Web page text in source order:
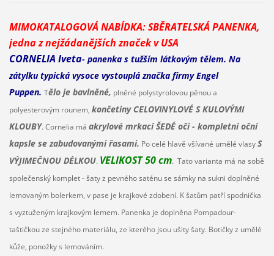
MIMOKATALOGOVÁ NABÍDKA: SBĚRATELSKÁ PANENKA,
jedna z nejžádanějších značek v USA
CORNELIA Iveta- panenka s tužším látkovým tělem. Na
zátylku typická vysoce vystouplá značka firmy Engel
Puppen. Tělo je bavlněné, plněné polystyrolovou pěnou a
polyesterovým rounem, končetiny CELOVINYLOVÉ S KULOVÝMI
KLOUBY. Cornelia má akrylové mrkací ŠEDÉ oči - kompletní oční
kapsle se zabudovanými řasami. Po celé hlavě všívané umělé vlasyS
VÝJIMEČNOU DÉLKOU. VELIKOST 50 cm. Tato varianta má na sobě
společenský komplet - šaty z pevného saténu se sámky na sukni doplněné
lemovaným bolerkem, v pase je krajkové zdobení. K šatům patří spodnička
s vyztuženým krajkovým lemem. Panenka je doplněna Pompadour-
taštičkou ze stejného materiálu, ze kterého jsou ušity šaty. Botičky z umělé
kůže, ponožky s lemováním.